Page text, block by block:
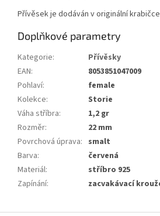
Přívěsek je dodáván v originální
Doplňkové parametry
Kategorie:
Přívěsky
EAN:
8053851047009
Pohlaví:
female
Kolekce:
Storie
Váha stříbra:
1,2 gr
Rozměr:
22 mm
Povrchová úprava: smalt
Barva:
červená
Materiál:
stříbro 925
Zapínání: zacvakávací